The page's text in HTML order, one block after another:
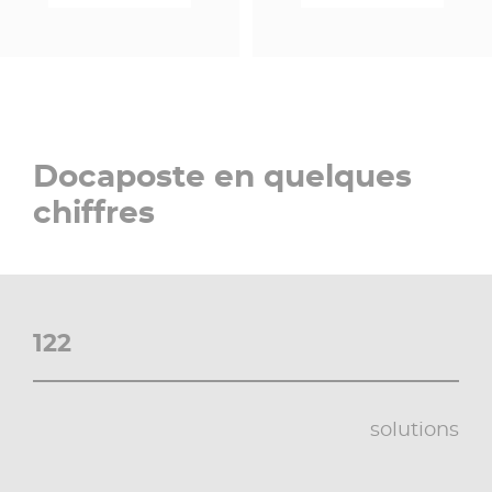
Docaposte en quelques
chiffres
122
solutions